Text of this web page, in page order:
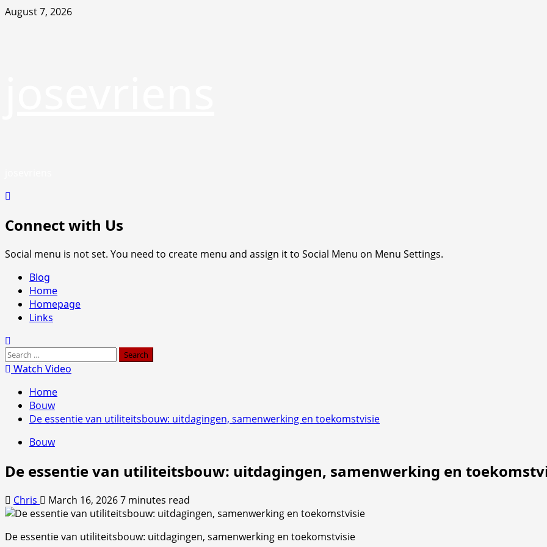
Skip
August 7, 2026
Connect with Us
Social menu is not set. You need to create menu and assign it to Social Menu on Menu Settings.
Primary
Menu
Blog
Home
Homepage
Links
Search
for:Watch Video
Home
Bouw
De essentie van utiliteitsbouw: uitdagingen, samenwerking en toekomstvisie
Bouw
De essentie van utiliteitsbouw: uitdagingen, samenwerking en
Chris March 16, 20267 minutes read
De essentie van utiliteitsbouw: uitdagingen, samenwerking en toekomstvisie